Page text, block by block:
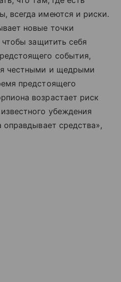
всегда имеются и риски.
новые точки
защитить себя
события,
честными и щедрыми
предстоящего
возрастает риск
убеждения
оправдывает средства»,